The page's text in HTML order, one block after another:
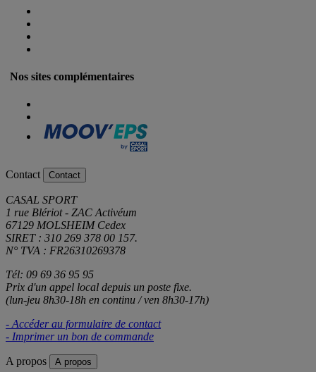
Nos sites complémentaires
Contact Contact
CASAL SPORT
1 rue Blériot - ZAC Activéum
67129 MOLSHEIM Cedex
SIRET : 310 269 378 00 157.
N° TVA : FR26310269378
Tél: 09 69 36 95 95
Prix d'un appel local depuis un poste fixe.
(lun-jeu 8h30-18h en continu / ven 8h30-17h)
- Accéder au formulaire de contact
- Imprimer un bon de commande
A propos A propos